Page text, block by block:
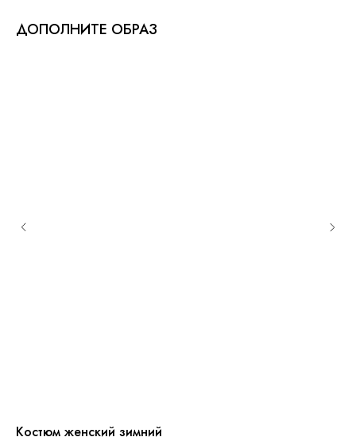
ДОПОЛНИТЕ ОБРАЗ
Костюм женский зимний